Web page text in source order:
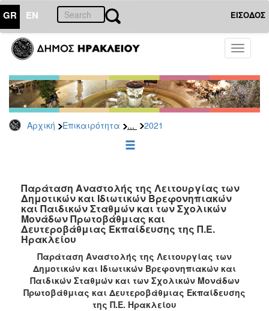
GR EN ΕΙΣΟΔΟΣ
Toggle
Αρχική Επικαιρότητα ... 2021
ΕΠΙΚΑΙΡΟΤΗΤΑ
Τύπου
Αρχείο
2026
2025
2022
2021
2020
2019
2018
2017
2016
Παράταση Αναστολής της Λειτουργίας των
Δημοτικών και Ιδιωτικών Βρεφονηπιακών
και Παιδικών Σταθμών και των Σχολικών
Μονάδων Πρωτοβάθμιας και
Δευτεροβάθμιας Εκπαίδευσης της Π.Ε.
Ηρακλείου
Παράταση Αναστολής της Λειτουργίας των
Δημοτικών και Ιδιωτικών Βρεφονηπιακών και
Παιδικών Σταθμών και των Σχολικών Μονάδων
Πρωτοβάθμιας και Δευτεροβάθμιας Εκπαίδευσης
της Π.Ε. Ηρακλείου